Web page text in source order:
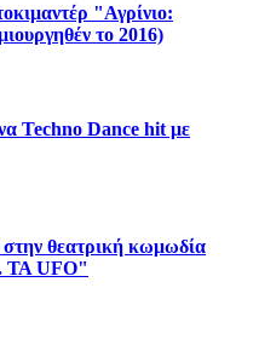
"Αγρίνιο:
το 2016)
Techno Dance hit με
θεατρική κωμωδία
UFO"